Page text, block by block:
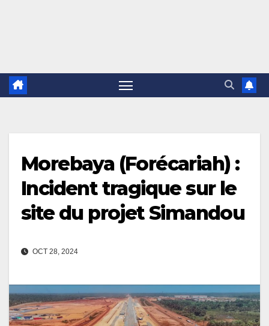
Morebaya (Forécariah) :
Incident tragique sur le
site du projet Simandou
OCT 28, 2024